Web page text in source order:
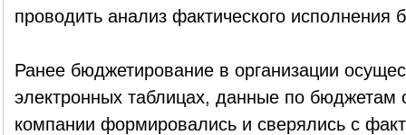
проводить анализ фактического исполнения
Ранее бюджетирование в организации
электронных таблицах, данные по бюджетам
компании формировались и сверялись с